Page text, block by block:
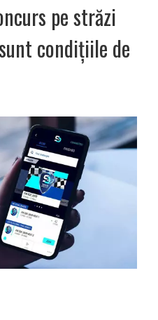
pe străzi
condițiile de